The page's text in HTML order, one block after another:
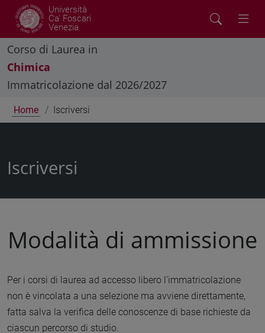
Università
Ca' Foscari
Venezia
Corso di Laurea in
Chimica
Immatricolazione dal 2026/2027
Home Iscriversi
Iscriversi
Modalità di ammissione
Per i corsi di laurea ad accesso libero l'immatricolazione
non è vincolata a una selezione ma avviene direttamente,
fatta salva la verifica delle conoscenze di base richieste da
ciascun percorso di studio.